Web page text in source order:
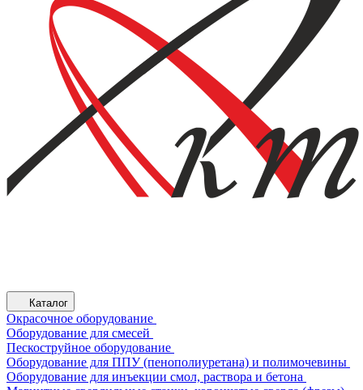
Каталог
Окрасочное оборудование
Оборудование для смесей
Пескоструйное оборудование
Оборудование для ППУ (пенополиуретана) и полимочевины
Оборудование для инъекции смол, раствора и бетона